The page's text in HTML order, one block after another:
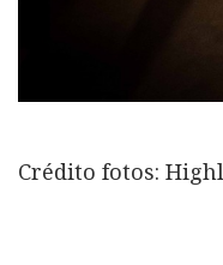
Crédito fotos: